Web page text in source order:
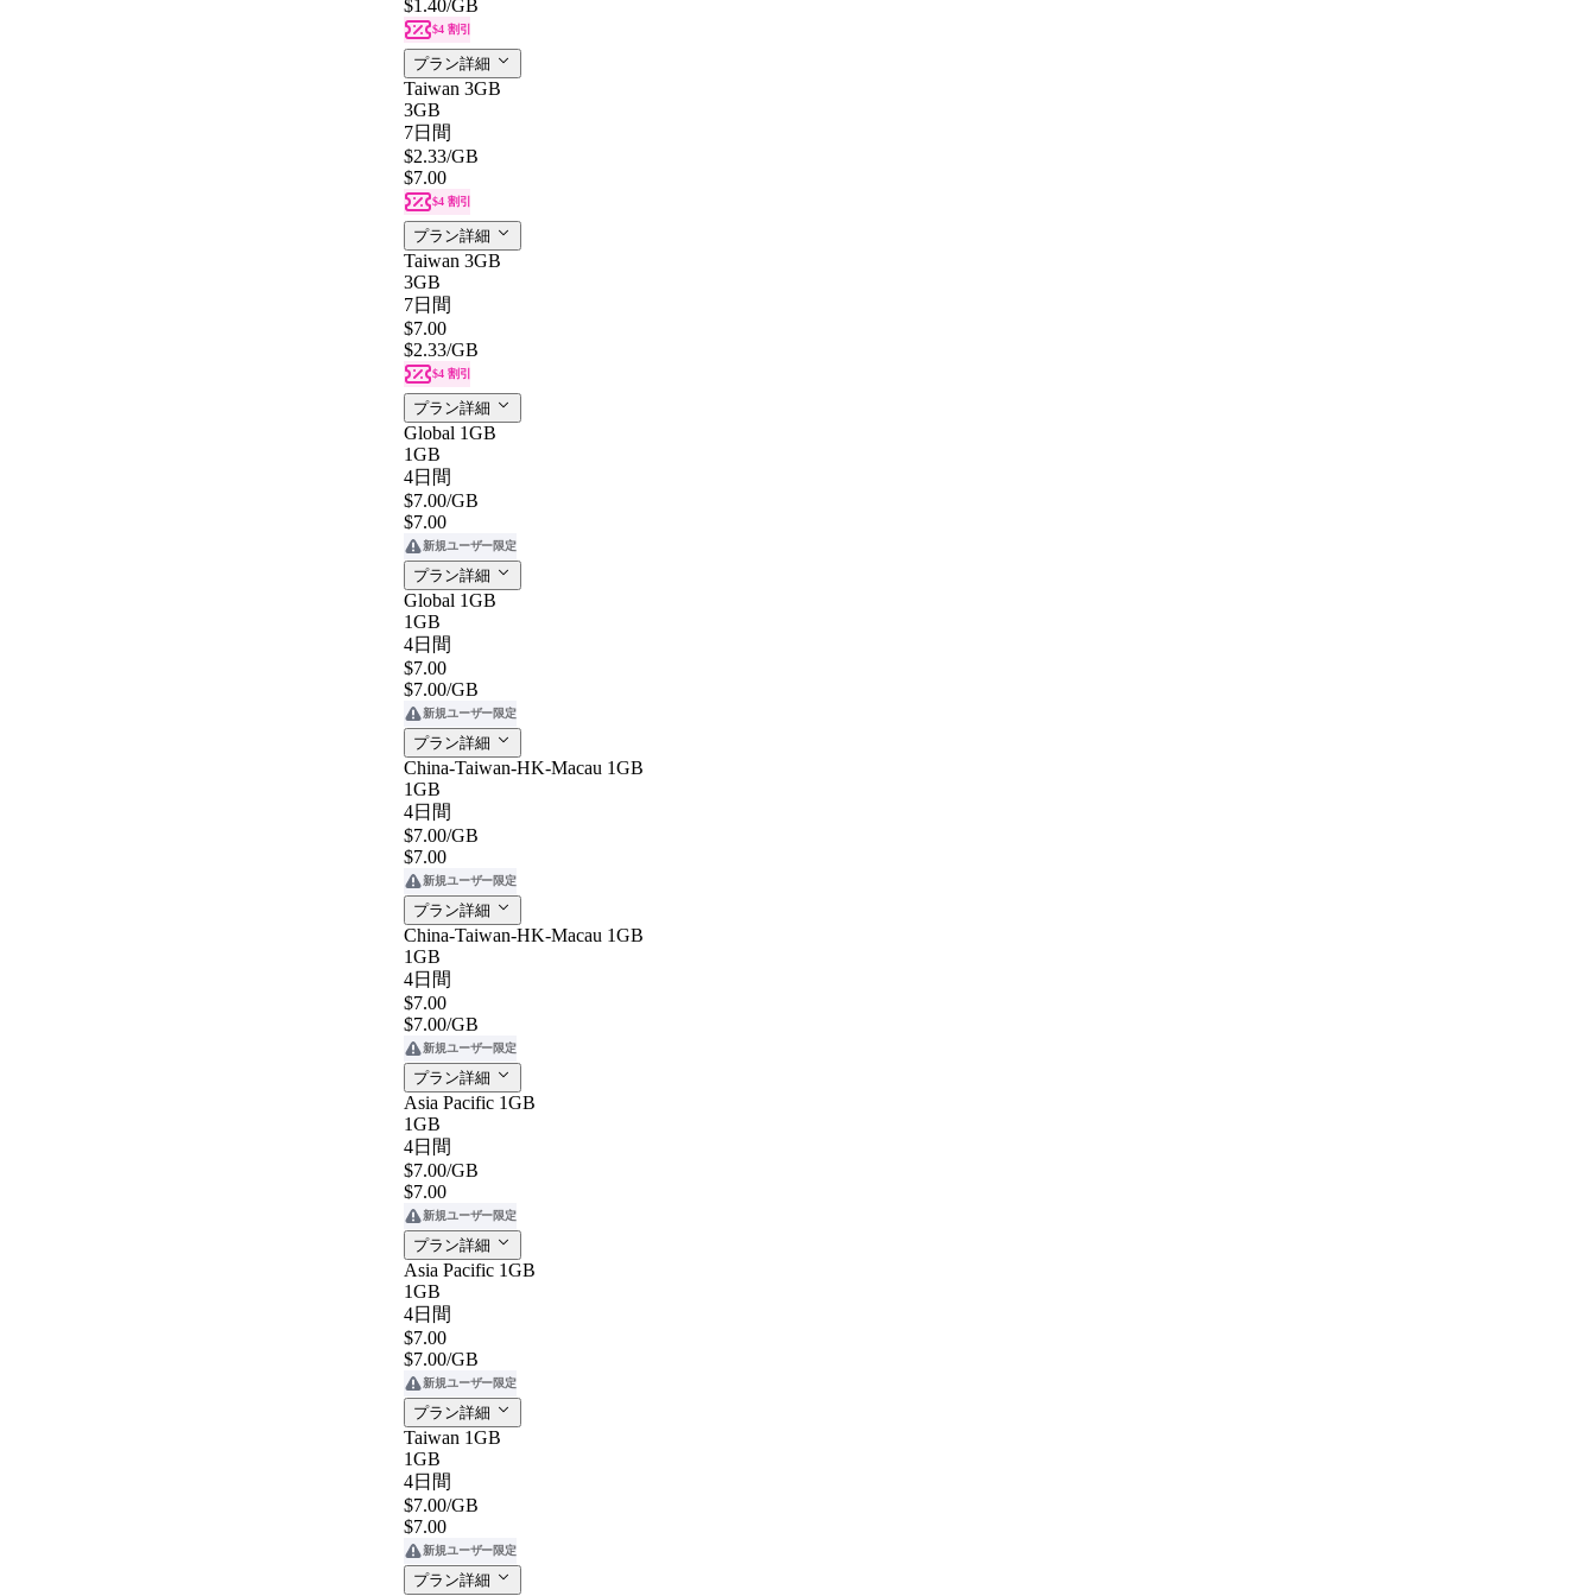
$1.40/GB
$4 割引
プラン詳細
Taiwan 3GB
3GB
7日間
$2.33/GB
$7.00
$4 割引
プラン詳細
Taiwan 3GB
3GB
7日間
$7.00
$2.33/GB
$4 割引
プラン詳細
Global 1GB
1GB
4日間
$7.00/GB
$7.00
新規ユーザー限定
プラン詳細
Global 1GB
1GB
4日間
$7.00
$7.00/GB
新規ユーザー限定
プラン詳細
China-Taiwan-HK-Macau 1GB
1GB
4日間
$7.00/GB
$7.00
新規ユーザー限定
プラン詳細
China-Taiwan-HK-Macau 1GB
1GB
4日間
$7.00
$7.00/GB
新規ユーザー限定
プラン詳細
Asia Pacific 1GB
1GB
4日間
$7.00/GB
$7.00
新規ユーザー限定
プラン詳細
Asia Pacific 1GB
1GB
4日間
$7.00
$7.00/GB
新規ユーザー限定
プラン詳細
Taiwan 1GB
1GB
4日間
$7.00/GB
$7.00
新規ユーザー限定
プラン詳細